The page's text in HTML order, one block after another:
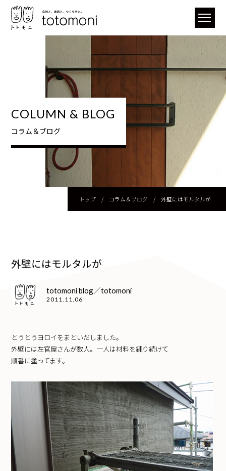
COLUMN & BLOG
コラム＆ブログ
トップ/ コラム＆ブログ / 外壁にはモルタルが
外壁にはモルタルが
totomoni blog／totomoni
2011.11.06
とうとうヨロイをまといだしました。
外壁には左官屋さんが数人。一人は材料を練り続けて
順番に塗ってます。